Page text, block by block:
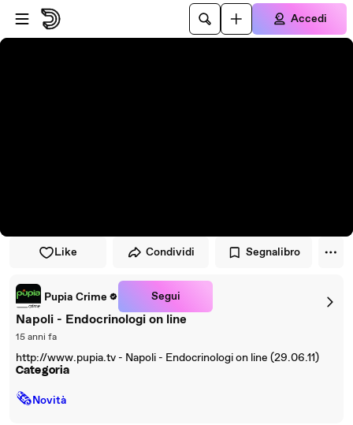
Vai al lettore
Passa al contenuto principale
Accedi
Like Condividi Segnalibro
Pupia Crime Segui
Napoli - Endocrinologi on line
15 anni fa
http://www.pupia.tv - Napoli - Endocrinologi on line (29.06.11)
Categoria
🗞Novità